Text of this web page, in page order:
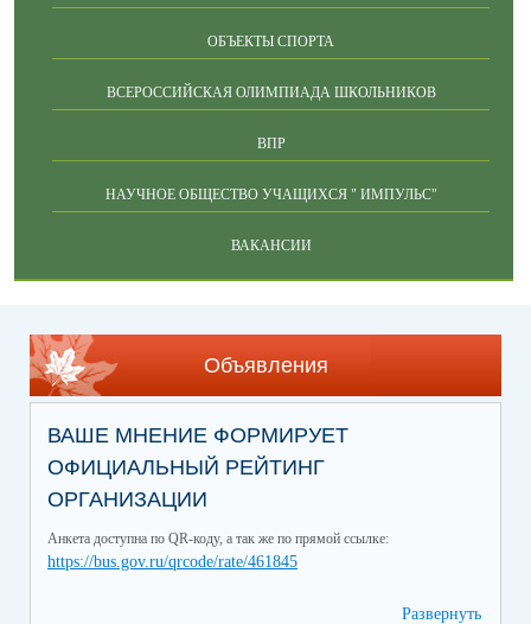
ОБЪЕКТЫ СПОРТА
ВСЕРОССИЙСКАЯ ОЛИМПИАДА ШКОЛЬНИКОВ
ВПР
НАУЧНОЕ ОБЩЕСТВО УЧАЩИХСЯ " ИМПУЛЬС"
ВАКАНСИИ
Объявления
ВАШЕ МНЕНИЕ ФОРМИРУЕТ
ОФИЦИАЛЬНЫЙ РЕЙТИНГ
ОРГАНИЗАЦИИ
Анкета доступна по QR-коду, а так же по прямой ссылке:
https://bus.gov.ru/qrcode/rate/461845
Развернуть